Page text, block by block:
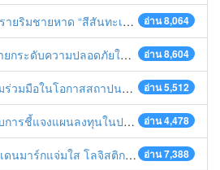
อ่าน 8,064
หาด “สีสันทะเลชุมพร สู่อาเซียน”
อ่าน 8,604
ลอดภัยในการทำงานสู่มาตรฐานสากล
อ่าน 5,512
าปนาความสัมพันธ์ทางการทูตครบรอบ 65 ปี
อ่าน 4,478
แจงแผนลงทุนในประเทศไทย
อ่าน 7,388
มใส โลจิสติกส์ไทยโดดเด่นในภูมิภาค